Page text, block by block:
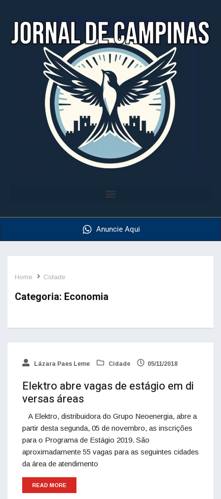
Anuncie Aqui
Home Cidade
Categoria: Economia
Lázara Paes Leme Cidade 05/11/2018
Elektro abre vagas de estágio em di
versas áreas
A Elektro, distribuidora do Grupo Neoenergia, abre a
partir desta segunda, 05 de novembro, as inscrições
para o Programa de Estágio 2019. São
aproximadamente 55 vagas para as seguintes cidades
da área de atendimento
READ MORE